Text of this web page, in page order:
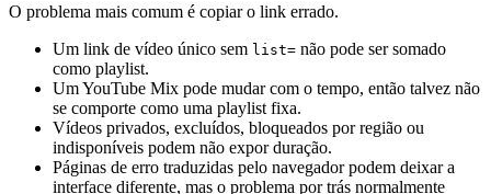
O problema mais comum é copiar o link errado.
Um link de vídeo único sem list= não pode ser somado
como playlist.
Um YouTube Mix pode mudar com o tempo, então talvez não
se comporte como uma playlist fixa.
Vídeos privados, excluídos, bloqueados por região ou
indisponíveis podem não expor duração.
Páginas de erro traduzidas pelo navegador podem deixar a
interface diferente, mas o problema por trás normalmente